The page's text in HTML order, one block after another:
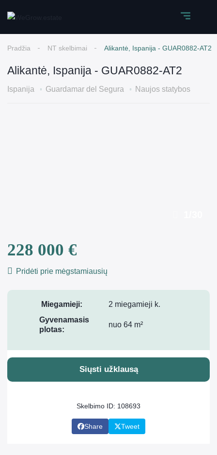
Pradžia NT skelbimai Alikantė, Ispanija - GUAR0882-AT2
Alikantė, Ispanija - GUAR0882-AT2
Ispanija Guardamar del Segura Naujos statybos
228 000 €
Pridėti prie mėgstamiausių
Miegamieji:
2 miegamieji k.
Gyvenamasis
plotas:
nuo 64 m²
Siųsti užklausą
Skelbimo ID: 108693
Share Tweet